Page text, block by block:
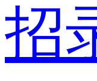
招